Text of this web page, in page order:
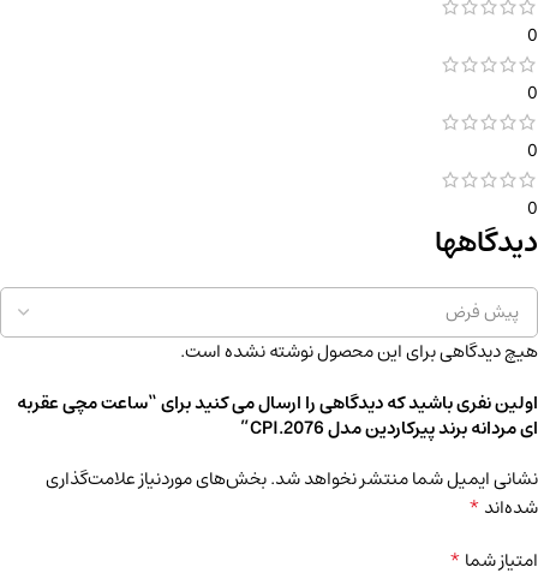
0
0
0
0
دیدگاهها
هیچ دیدگاهی برای این محصول نوشته نشده است.
اولین نفری باشید که دیدگاهی را ارسال می کنید برای “ساعت مچی عقربه
ای مردانه برند پیرکاردین مدل CPI.2076”
نشانی ایمیل شما منتشر نخواهد شد.بخش‌های موردنیاز علامت‌گذاری
شده‌اند*
امتیاز شما*